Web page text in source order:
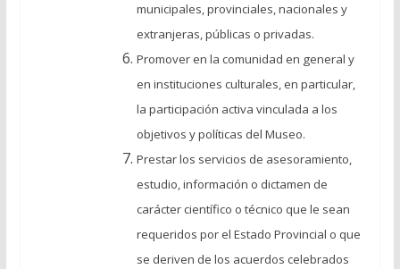
municipales, provinciales, nacionales y
extranjeras, públicas o privadas.
Promover en la comunidad en general y
en instituciones culturales, en particular,
la participación activa vinculada a los
objetivos y políticas del Museo.
Prestar los servicios de asesoramiento,
estudio, información o dictamen de
carácter científico o técnico que le sean
requeridos por el Estado Provincial o que
se deriven de los acuerdos celebrados